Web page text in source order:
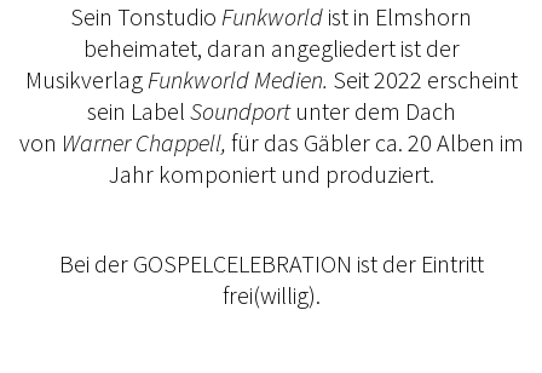
Sein Tonstudio Funkworld ist in Elmshorn
beheimatet, daran angegliedert ist der
MusikverlagFunkworld Medien. Seit 2022 erscheint
sein Label Soundportunter dem Dach
von Warner Chappell, für das Gäbler ca. 20 Alben im
Jahr komponiert und produziert.
Bei der GOSPELCELEBRATION ist der Eintritt
frei(willig).